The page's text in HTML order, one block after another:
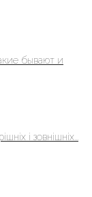
бывают и
і зовнішніх...